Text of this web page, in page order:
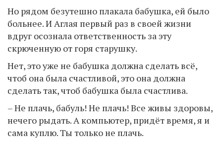
Но рядом безутешно плакала бабушка, ей было
больнее. И Аглая первый раз в своей жизни
вдруг осознала ответственность за эту
скрюченную от горя старушку.
Нет, это уже не бабушка должна сделать всё,
чтоб она была счастливой, это она должна
сделать так, чтоб бабушка была счастлива.
– Не плачь, бабуль! Не плачь! Все живы здоровы,
нечего рыдать. А компьютер, придёт время, я и
сама куплю. Ты только не плачь.